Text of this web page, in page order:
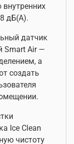
дБ(А).
датчик
Smart Air —
а
создать
Ice Clean
чистоту